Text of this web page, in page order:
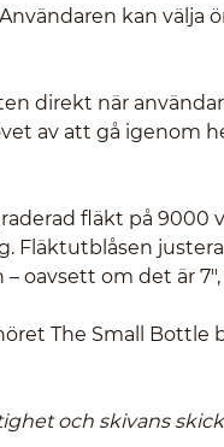
kan välja
direkt när
av att gå igenom
fläkt på 9000
Fläktutblåsen
om det är 7",
The Small Bottle
och skivans